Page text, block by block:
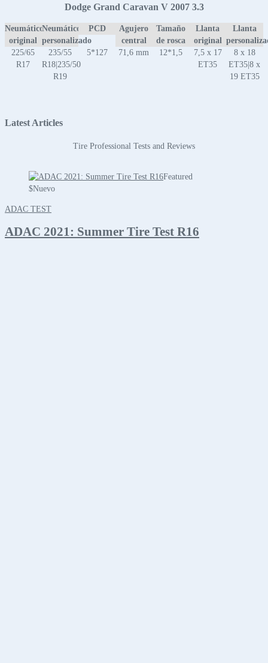
Dodge Grand Caravan V 2007 3.3
Neumático
original
Neumático
personalizado
PCD
Agujero
central
Tamaño
de rosca
Llanta
original
Llanta
225/65
R17
235/55
R18|235/50
R19
5*127 71,6 mm 12*1,5
7,5 x 17
ET35
8 x 18
ET35|8 x
19 ET35
Latest Articles
Tire Professional Tests and Reviews
Featured
$Nuevo
ADAC TEST
ADAC 2021: Summer Tire Test R16